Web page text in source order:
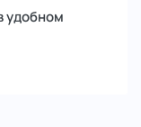
удобном